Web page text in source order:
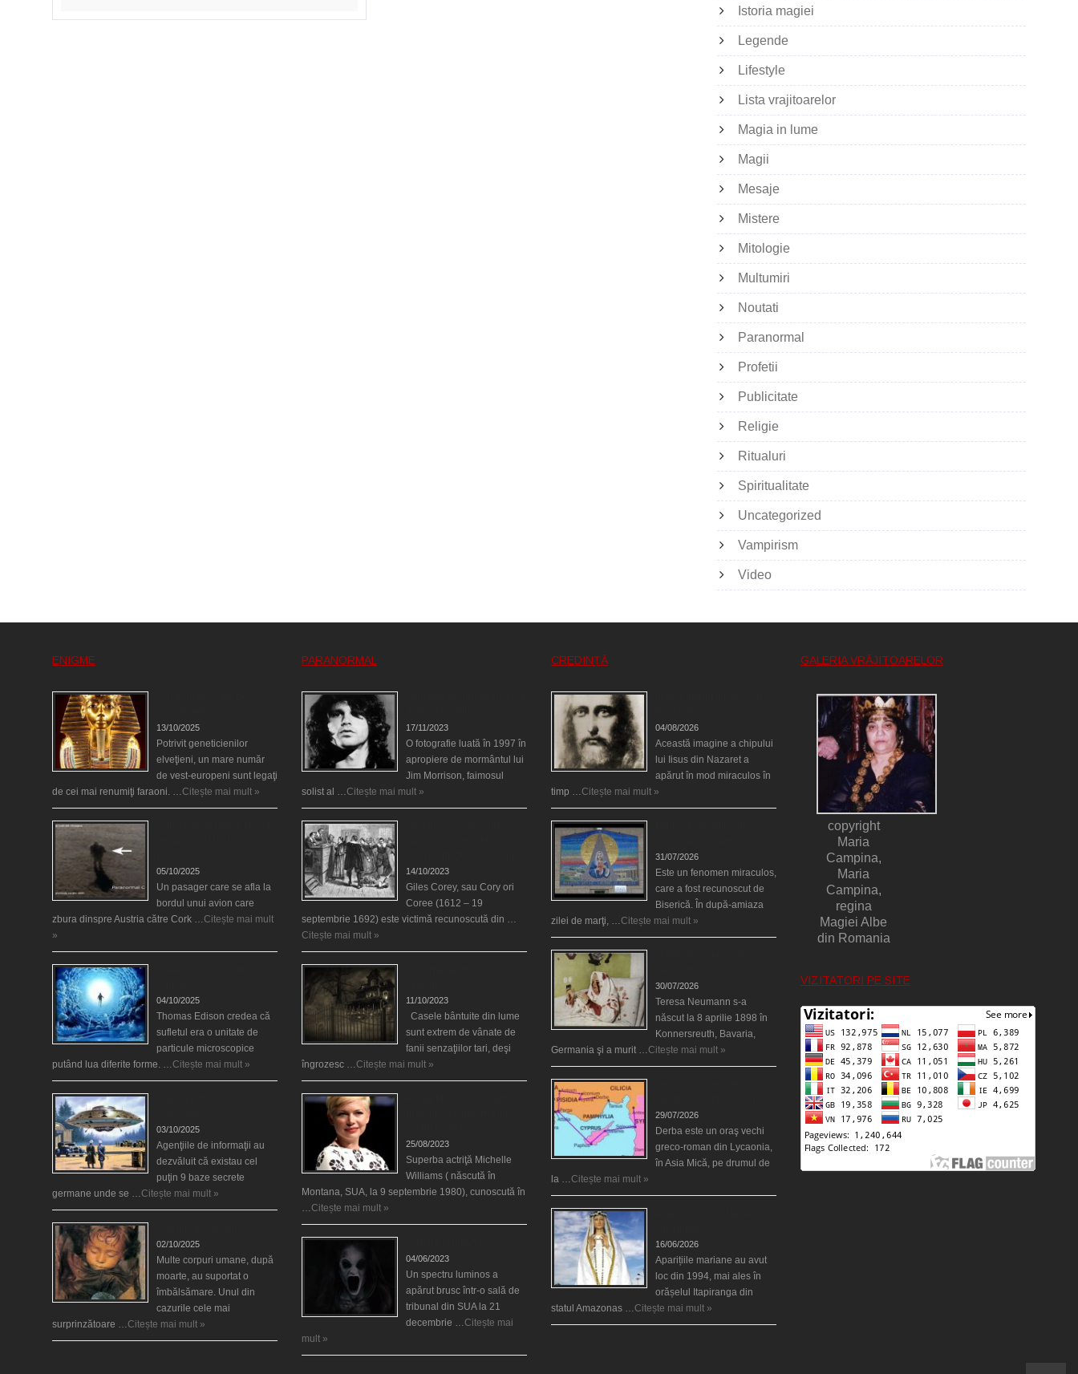
Istoria magiei
Legende
Lifestyle
Lista vrajitoarelor
Magia in lume
Magii
Mesaje
Mistere
Mitologie
Multumiri
Noutati
Paranormal
Profetii
Publicitate
Religie
Ritualuri
Spiritualitate
Uncategorized
Vampirism
Video
ENIGME
13/10/2025
Potrivit geneticienilor
elveţieni, un mare număr
de vest-europeni sunt legaţi
de cei mai renumiţi faraoni. …Citește mai mult »
05/10/2025
Un pasager care se afla la
bordul unui avion care
zbura dinspre Austria către Cork …Citește mai mult
»
04/10/2025
Thomas Edison credea că
sufletul era o unitate de
particule microscopice
putând lua diferite forme. …Citește mai mult »
03/10/2025
Agenţiile de informaţii au
dezvăluit că existau cel
puţin 9 baze secrete
germane unde se …Citește mai mult »
02/10/2025
Multe corpuri umane, după
moarte, au suportat o
îmbălsămare. Unul din
cazurile cele mai
surprinzătoare …Citește mai mult »
PARANORMAL
17/11/2023
O fotografie luată în 1997 în
apropiere de mormântul lui
Jim Morrison, faimosul
solist al …Citește mai mult »
14/10/2023
Giles Corey, sau Cory ori
Coree (1612 – 19
septembrie 1692) este victimă recunoscută din …
Citește mai mult »
11/10/2023
Casele bântuite din lume
sunt extrem de vânate de
fanii senzaţiilor tari, deşi
îngrozesc …Citește mai mult »
25/08/2023
Superba actriţă Michelle
Williams ( născută în
Montana, SUA, la 9 septembrie 1980), cunoscută în
…Citește mai mult »
04/06/2023
Un spectru luminos a
apărut brusc într-o sală de
tribunal din SUA la 21
decembrie …Citește mai
mult »
CREDINȚĂ
04/08/2026
Această imagine a chipului
lui Iisus din Nazaret a
apărut în mod miraculos în
timp …Citește mai mult »
31/07/2026
Este un fenomen miraculos,
care a fost recunoscut de
Biserică. În după-amiaza
zilei de marţi, …Citește mai mult »
30/07/2026
Teresa Neumann s-a
născut la 8 aprilie 1898 în
Konnersreuth, Bavaria,
Germania şi a murit …Citește mai mult »
29/07/2026
Derba este un oraş vechi
greco-roman din Lycaonia,
în Asia Mică, pe drumul de
la …Citește mai mult »
16/06/2026
Aparițiile mariane au avut
loc din 1994, mai ales în
orășelul Itapiranga din
statul Amazonas …Citește mai mult »
GALERIA VRĂJITOARELOR
copyright
Maria
Campina,
Maria
Campina,
regina
Magiei Albe
din Romania
VIZITATORI PE SITE